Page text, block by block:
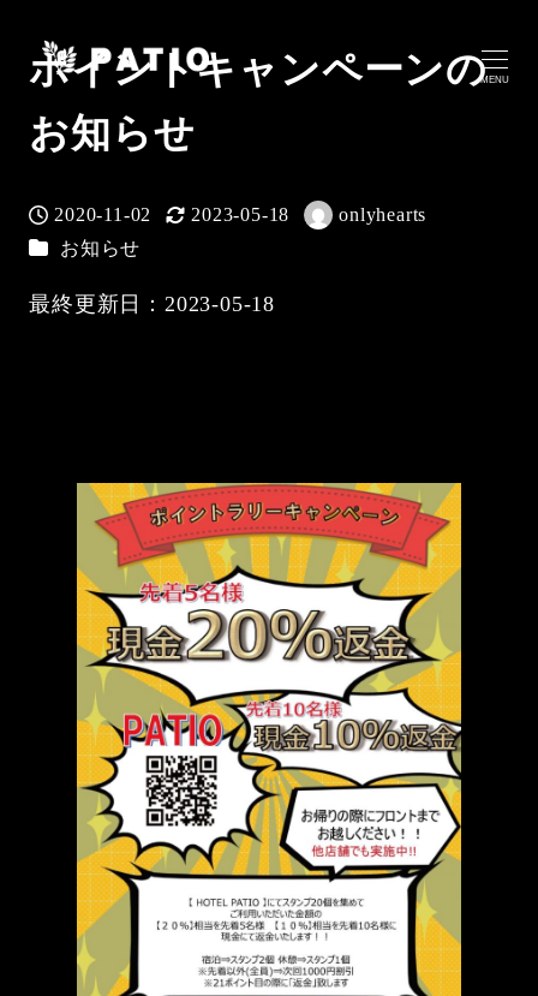
MENU
ポイントキャンペーンの
お知らせ
投稿日
2020-11-02
更新日
2023-05-18
著
onlyhearts
カテゴリー
お知らせ
最終更新日：2023-05-18